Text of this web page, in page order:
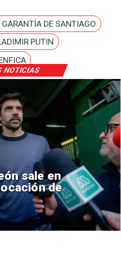
NOTICIAS
DE SANTIAGO
PUTIN
formalizan